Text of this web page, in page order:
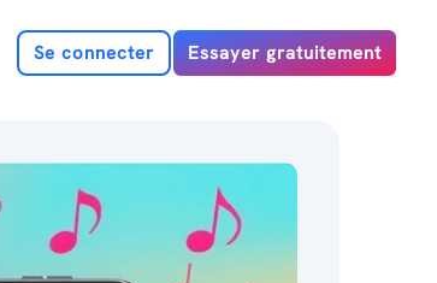
Se connecter Essayer gratuitement